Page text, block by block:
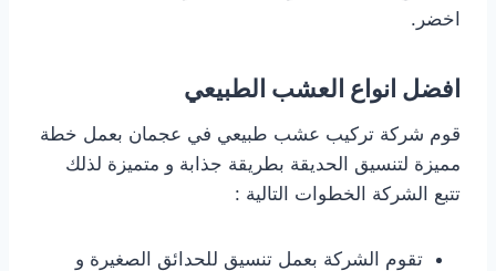
اخضر.
افضل انواع العشب الطبيعي
قوم شركة تركيب عشب طبيعي في عجمان بعمل خطة
مميزة لتنسيق الحديقة بطريقة جذابة و متميزة لذلك
تتبع الشركة الخطوات التالية :
تقوم الشركة بعمل تنسيق للحدائق الصغيرة و